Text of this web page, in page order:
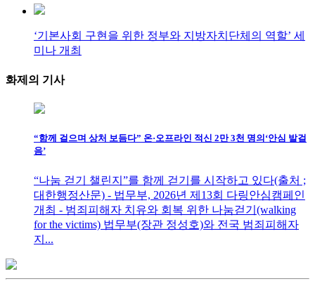
‘기본사회 구현을 위한 정부와 지방자치단체의 역할’ 세
미나 개최
화제의 기사
“함께 걸으며 상처 보듬다” 온·오프라인 적신 2만 3천 명의‘안심 발걸
음’
“나눔 걷기 챌린지”를 함께 걷기를 시작하고 있다(출처 ;
대한행정산문) - 법무부, 2026년 제13회 다링안심캠페인
개최 - 범죄피해자 치유와 회복 위한 나눔걷기(walking
for the victims) 법무부(장관 정성호)와 전국 범죄피해자
지...